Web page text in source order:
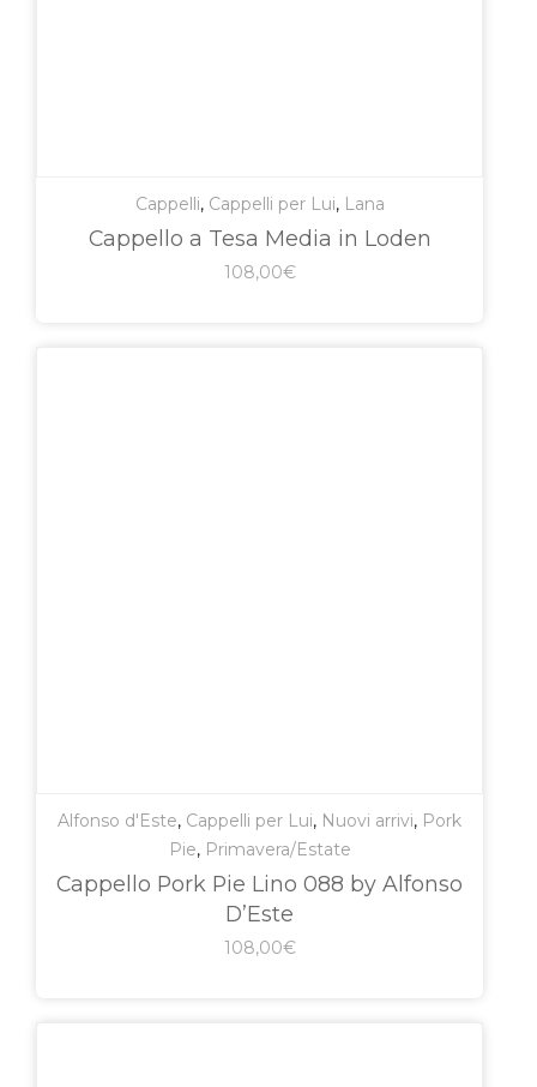
Cappelli, Cappelli per Lui, Lana
Cappello a Tesa Media in Loden
108,00€
Alfonso d'Este, Cappelli per Lui, Nuovi arrivi, Pork
Pie, Primavera/Estate
Cappello Pork Pie Lino 088 by Alfonso
D’Este
108,00€